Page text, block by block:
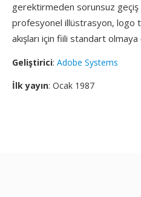
gerektirmeden sorunsuz geçiş
profesyonel illüstrasyon, logo
akışları için fiili standart
Geliştirici: Adobe Systems
İlk yayın: Ocak 1987